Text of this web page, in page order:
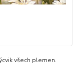
všech plemen.